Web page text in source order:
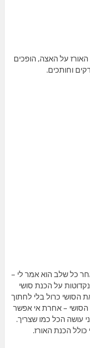
האורז על האצה, הופכים
וחותכים.
כל שלב הוא אמר לי –
על הכנת סושי
הסושי כרול בלי לחתוך
הסושי – אחרת אי אפשר
עושה הכל כמו שצריך.
הכנת האורז.